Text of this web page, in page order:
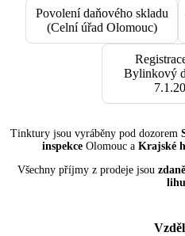
Povolení daňového skladu
(Celní úřad Olomouc)
Bylinkový
Tinktury jsou vyráběny pod dozorem
inspekce Olomouc a Krajské
Všechny příjmy z prodeje jsou
lihu